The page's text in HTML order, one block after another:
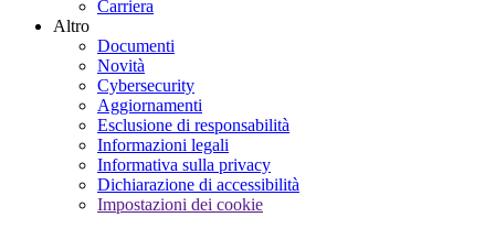
Carriera
Altro
Documenti
Novità
Cybersecurity
Aggiornamenti
Esclusione di responsabilità
Informazioni legali
Informativa sulla privacy
Dichiarazione di accessibilità
Impostazioni dei cookie